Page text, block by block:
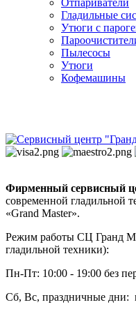
Отпариватели
Гладильные
Утюги с
Пылесосы
Утюги
Кофемашины
Фирменный сервисный
современной гладильной
«Grand Master».
Режим работы СЦ Гранд
гладильной техники):
Пн-Пт: 10:00 - 19:00 без
Сб, Вс, праздничные дни: